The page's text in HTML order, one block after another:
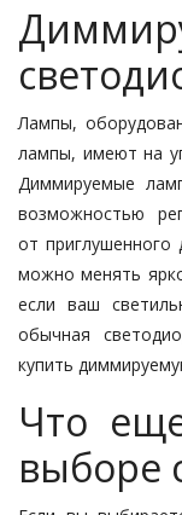
Лампы,
лампы, имеют на
Диммируемые
возможностью
от
можно менять
если ваш
обычная
купить
Что
выборе